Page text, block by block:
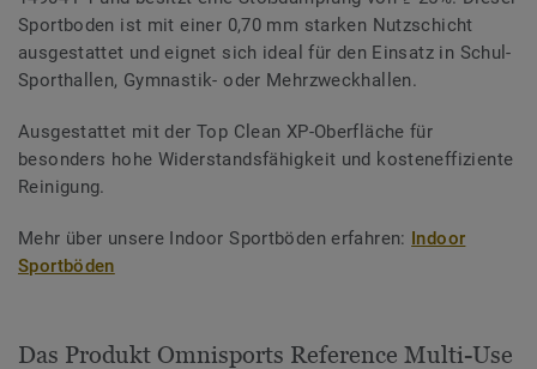
Sportboden ist mit einer 0,70 mm starken Nutzschicht
ausgestattet und eignet sich ideal für den Einsatz in Schul-
Sporthallen, Gymnastik- oder Mehrzweckhallen.
Ausgestattet mit der Top Clean XP-Oberfläche für
besonders hohe Widerstandsfähigkeit und kosteneffiziente
Reinigung.
Mehr über unsere Indoor Sportböden erfahren: Indoor
Sportböden
Das Produkt Omnisports Reference Multi-Use